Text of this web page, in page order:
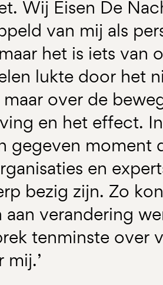
Wij Eisen De
van mij als
het is iets van
lukte door het
over de
en het effect.
gegeven moment
en
bezig zijn. Zo
aan verandering
tenminste over
mij.’